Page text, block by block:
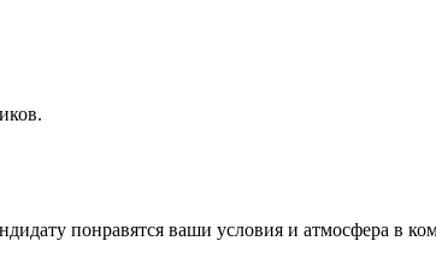
понравятся ваши условия и атмосфера в